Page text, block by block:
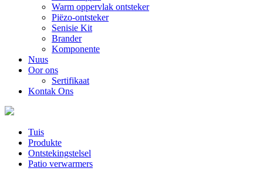
Warm oppervlak ontsteker
Piëzo-ontsteker
Senisie Kit
Brander
Komponente
Nuus
Oor ons
Sertifikaat
Kontak Ons
Tuis
Produkte
Ontstekingstelsel
Patio verwarmers